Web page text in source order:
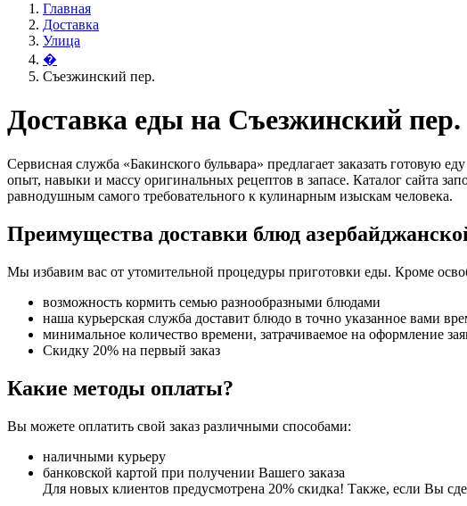
Главная
Доставка
Улица
�
Съезжинский пер.
Доставка еды на Съезжинский пер.
Сервисная служба «Бакинского бульвара» предлагает заказать
опыт, навыки и массу оригинальных рецептов в запасе. Каталог сайта
равнодушным самого требовательного к кулинарным изыскам человека.
Преимущества доставки блюд
Мы избавим вас от утомительной процедуры приготовки еды. Кроме
возможность кормить семью разнообразными блюдами
наша курьерская служба доставит блюдо в точно указанное вами
минимальное количество времени, затрачиваемое на оформление
Скидку 20% на первый заказ
Какие методы оплаты?
Вы можете оплатить свой заказ различными способами:
наличными курьеру
банковской картой при получении Вашего заказа
Для новых клиентов предусмотрена 20% скидка! Также, если Вы